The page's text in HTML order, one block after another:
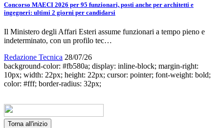
Concorso MAECI 2026 per 95 funzionari, posti anche per architetti e
ingegneri: ultimi 2 giorni per candidarsi
Il Ministero degli Affari Esteri assume funzionari a tempo pieno e
indeterminato, con un profilo tec…
Redazione Tecnica 28/07/26
background-color: #fb580a; display: inline-block; margin-right:
10px; width: 22px; height: 22px; cursor: pointer; font-weight: bold;
color: #fff; border-radius: 32px;
Torna all'inizio